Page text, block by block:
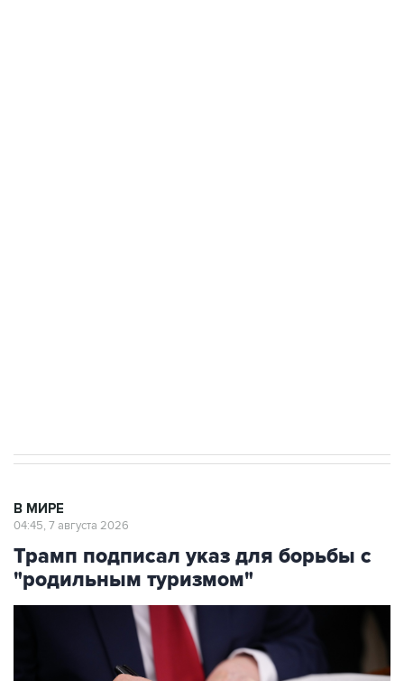
В МИРЕ
04:45, 7 августа 2026
Трамп подписал указ для борьбы с
"родильным туризмом"